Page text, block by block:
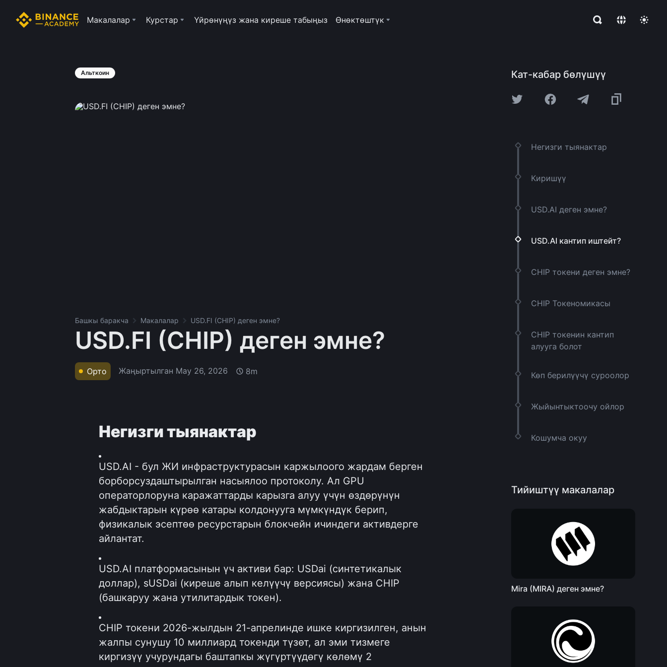
Макалалар Курстар Үйрөнүңүз жана киреше табыңыз Өнөктөштүк
Альткоин
Башкы баракча Макалалар USD.FI (CHIP) деген эмне?
USD.FI (CHIP) деген эмне?
Орто Жаңыртылган May 26, 2026 8m
Негизги тыянактар
USD.AI - бул ЖИ инфраструктурасын каржылоого жардам берген
борборсуздаштырылган насыялоо протоколу. Ал GPU
операторлоруна каражаттарды карызга алуу үчүн өздөрүнүн
жабдыктарын күрөө катары колдонууга мүмкүндүк берип,
физикалык эсептөө ресурстарын блокчейн ичиндеги активдерге
айлантат.
USD.AI платформасынын үч активи бар: USDai (синтетикалык
доллар), sUSDai (киреше алып келүүчү версиясы) жана CHIP
(башкаруу жана утилитардык токен).
CHIP токени 2026-жылдын 21-апрелинде ишке киргизилген, анын
жалпы сунушу 10 миллиард токенди түзөт, ал эми тизмеге
киргизүү учурундагы баштапкы жүгүртүүдөгү көлөмү 2
Кат-кабар бөлүшүү
Негизги тыянактар
Киришүү
USD.AI деген эмне?
USD.AI кантип иштейт?
CHIP токени деген эмне?
CHIP Токеномикасы
CHIP токенин кантип
алууга болот
Көп берилүүчү суроолор
Жыйынтыктоочу ойлор
Кошумча окуу
Тийиштүү макалалар
Mira (MIRA) деген эмне?